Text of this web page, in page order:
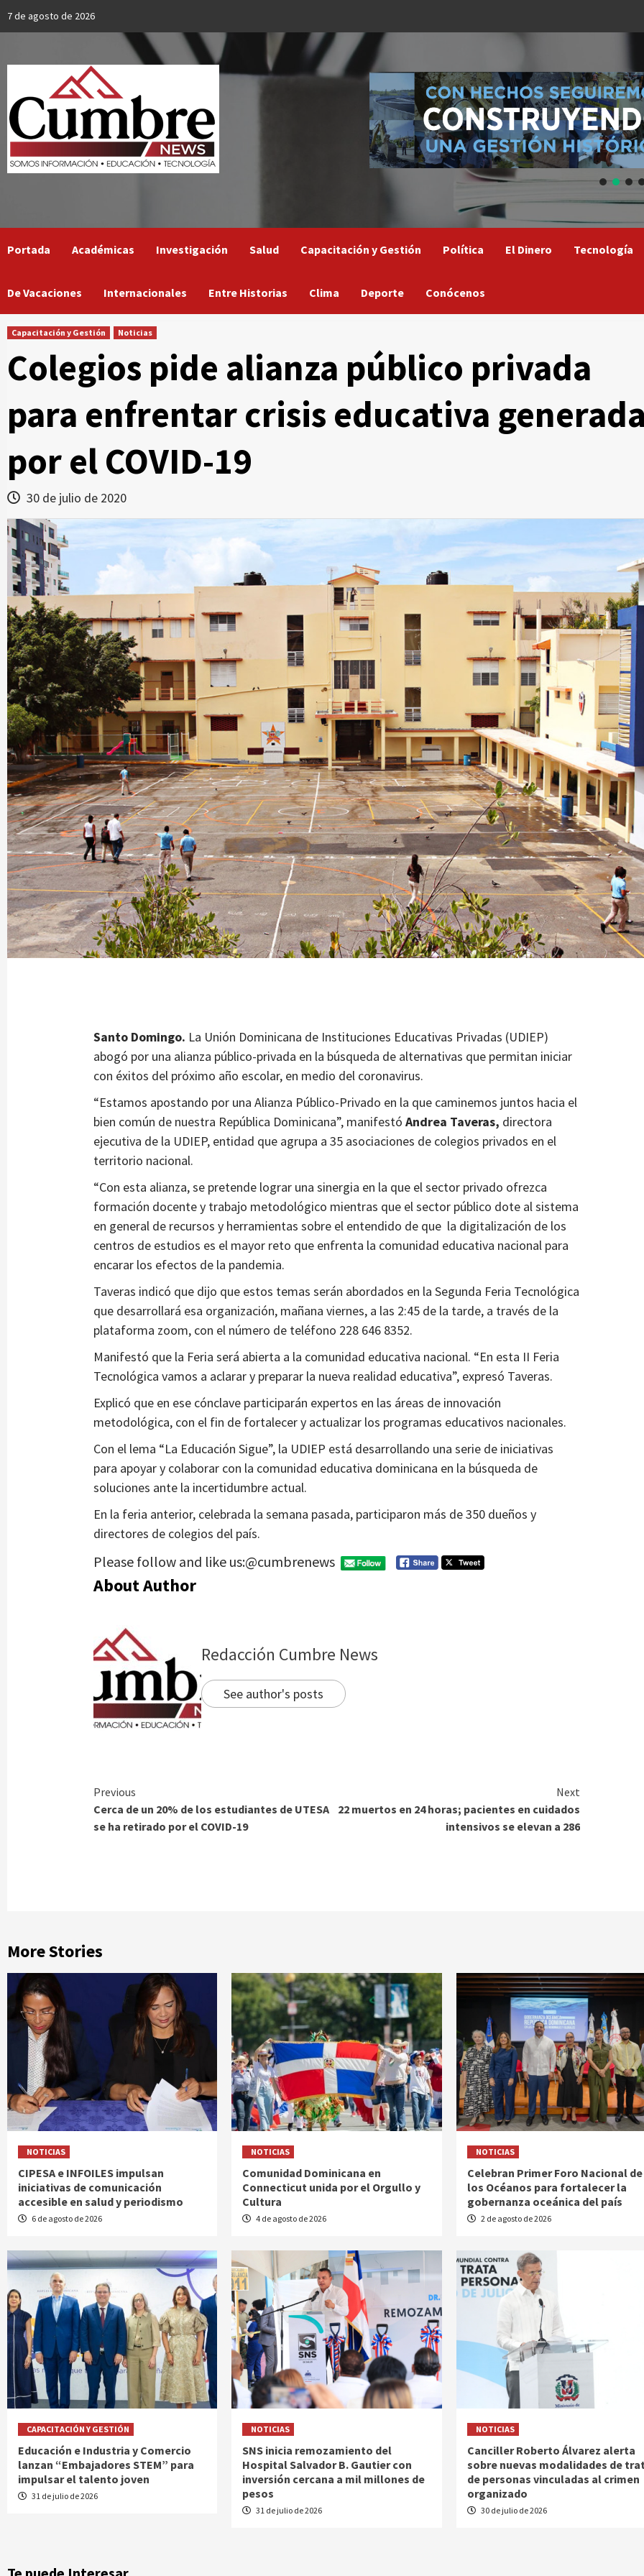
7 de agosto de 2026
Portada Académicas Investigación Salud Capacitación y Gestión Política El Dinero Tecnología
De Vacaciones Internacionales Entre Historias Clima Deporte Conócenos
Capacitación y Gestión Noticias
Colegios pide alianza público privada
para enfrentar crisis educativa
por el COVID-19
30 de julio de 2020
Santo Domingo. La Unión Dominicana de Instituciones Educativas Privadas (UDIEP)
abogó por una alianza público-privada en la búsqueda de alternativas que permitan iniciar
con éxitos del próximo año escolar, en medio del coronavirus.
“Estamos apostando por una Alianza Público-Privado en la que caminemos juntos hacia el
bien común de nuestra República Dominicana”, manifestóAndrea Taveras, directora
ejecutiva de la UDIEP, entidad que agrupa a 35 asociaciones de colegios privados en el
territorio nacional.
“Con esta alianza, se pretende lograr una sinergia en la que el sector privado ofrezca
formación docente y trabajo metodológico mientras que el sector público dote al sistema
en general de recursos y herramientas sobre el entendido de que la digitalización de los
centros de estudios es el mayor reto que enfrenta la comunidad educativa nacional para
encarar los efectos de la pandemia.
Taveras indicó que dijo que estos temas serán abordados en la Segunda Feria Tecnológica
que desarrollará esa organización, mañana viernes, a las 2:45 de la tarde, a través de la
plataforma zoom, con el número de teléfono 228 646 8352.
Manifestó que la Feria será abierta a la comunidad educativa nacional. “En esta II Feria
Tecnológica vamos a aclarar y preparar la nueva realidad educativa”, expresó Taveras.
Explicó que en ese cónclave participarán expertos en las áreas de innovación
metodológica, con el fin de fortalecer y actualizar los programas educativos nacionales.
Con el lema “La Educación Sigue”, la UDIEP está desarrollando una serie de iniciativas
para apoyar y colaborar con la comunidad educativa dominicana en la búsqueda de
soluciones ante la incertidumbre actual.
En la feria anterior, celebrada la semana pasada, participaron más de 350 dueños y
directores de colegios del país.
Please follow and like us:@cumbrenews
About Author
Redacción Cumbre News
See author's posts
Continue
Reading
Previous
Cerca de un 20% de los estudiantes de UTESA
se ha retirado por el COVID-19
Next
22 muertos en 24 horas; pacientes en cuidados
intensivos se elevan a 286
More Stories
NOTICIAS
CIPESA e INFOILES impulsan
iniciativas de comunicación
accesible en salud y periodismo
6 de agosto de 2026
NOTICIAS
Comunidad Dominicana en
Connecticut unida por el Orgullo y
Cultura
4 de agosto de 2026
NOTICIAS
Celebran Primer Foro Nacional de
los Océanos para fortalecer la
gobernanza oceánica del país
2 de agosto de 2026
CAPACITACIÓN Y GESTIÓN
Educación e Industria y Comercio
lanzan “Embajadores STEM” para
impulsar el talento joven
31 de julio de 2026
NOTICIAS
SNS inicia remozamiento del
Hospital Salvador B. Gautier con
inversión cercana a mil millones de
pesos
31 de julio de 2026
NOTICIAS
Canciller Roberto Álvarez alerta
sobre nuevas modalidades de
de personas vinculadas al crimen
organizado
30 de julio de 2026